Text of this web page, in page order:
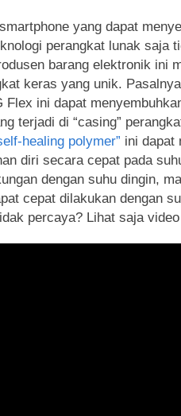
yang dapat
perangkat lunak saja
barang elektronik ini
keras yang unik.
Flex ini dapat
terjadi di “casing”
healing polymer” ini dapat
diri secara cepat pada
dengan suhu dingin,
cepat dilakukan dengan
percaya? Lihat saja